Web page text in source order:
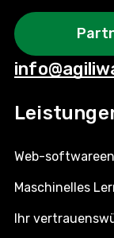
Web-
Maschinelles
Ihr